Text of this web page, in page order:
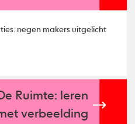
negen makers uitgelicht
Ruimte: leren
verbeelding